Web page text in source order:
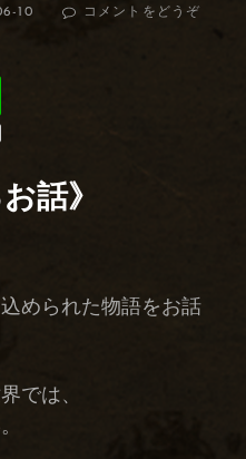
10 コメントをどうぞ
レ
話》
められた物語をお話
では、